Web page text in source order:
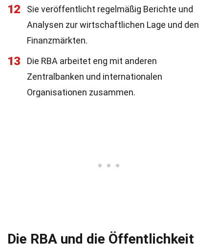
12
Sie veröffentlicht regelmäßig Berichte und
Analysen zur wirtschaftlichen Lage und den
Finanzmärkten.
13
Die RBA arbeitet eng mit anderen
Zentralbanken und internationalen
Organisationen zusammen.
Die RBA und die Öffentlichkeit